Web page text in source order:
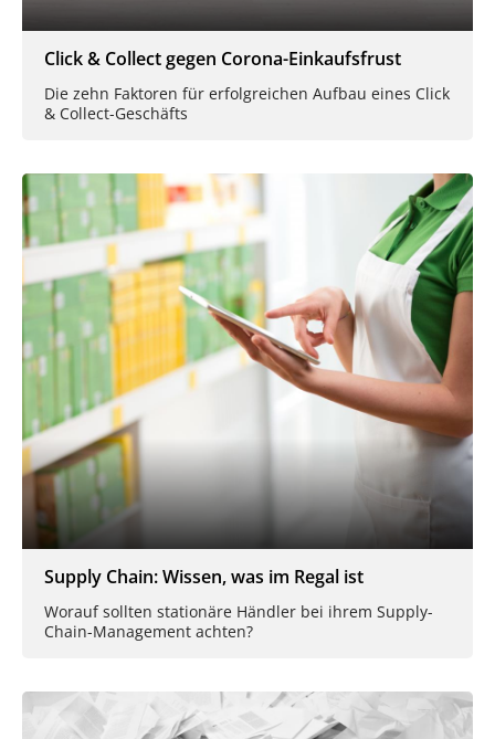
Click & Collect gegen Corona-Einkaufsfrust
Die zehn Faktoren für erfolgreichen Aufbau eines Click
& Collect-Geschäfts
Supply Chain: Wissen, was im Regal ist
Worauf sollten stationäre Händler bei ihrem Supply-
Chain-Management achten?